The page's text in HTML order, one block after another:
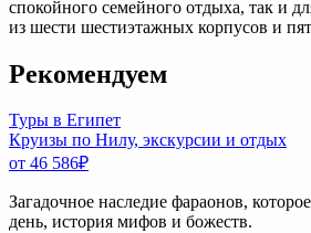
спокойного семейного отдыха, так и
из шести шестиэтажных корпусов и
Рекомендуем
Туры в Египет
Круизы по Нилу, экскурсии и отдых
от 46 586₽
Загадочное наследие фараонов,
день, история мифов и божеств.